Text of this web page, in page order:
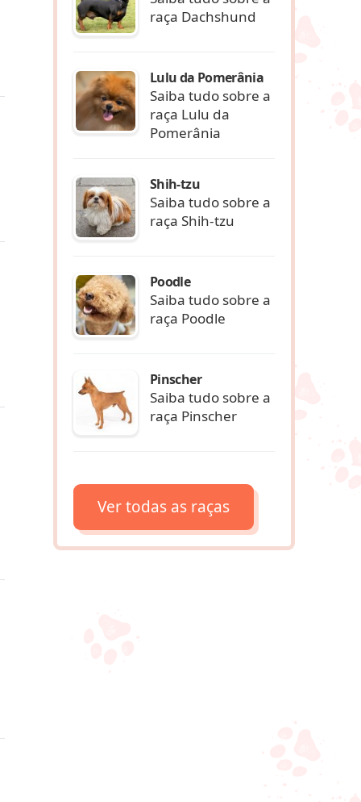
raça Dachshund
Lulu da Pomerânia
Saiba tudo sobre a
raça Lulu da
Pomerânia
Shih-tzu
Saiba tudo sobre a
raça Shih-tzu
Poodle
Saiba tudo sobre a
raça Poodle
Pinscher
Saiba tudo sobre a
raça Pinscher
Ver todas as raças